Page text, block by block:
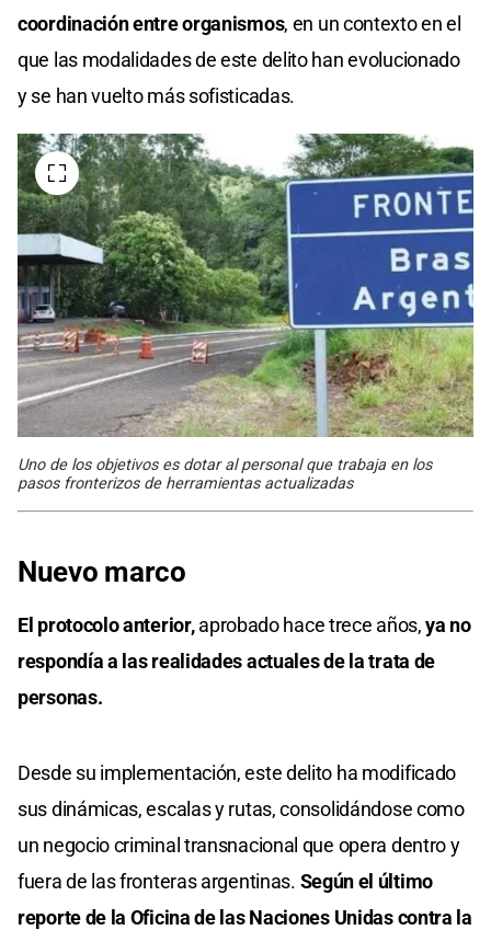
coordinación entre organismos, en un contexto en el
que las modalidades de este delito han evolucionado
y se han vuelto más sofisticadas.
Uno de los objetivos es dotar al personal que trabaja en los
pasos fronterizos de herramientas actualizadas
Nuevo marco
El protocolo anterior,aprobado hace trece años,ya no
respondía a las realidades actuales de la trata de
personas.
Desde su implementación, este delito ha modificado
sus dinámicas, escalas y rutas, consolidándose como
un negocio criminal transnacional que opera dentro y
fuera de las fronteras argentinas. Según el último
reporte de la Oficina de las Naciones Unidas contra la